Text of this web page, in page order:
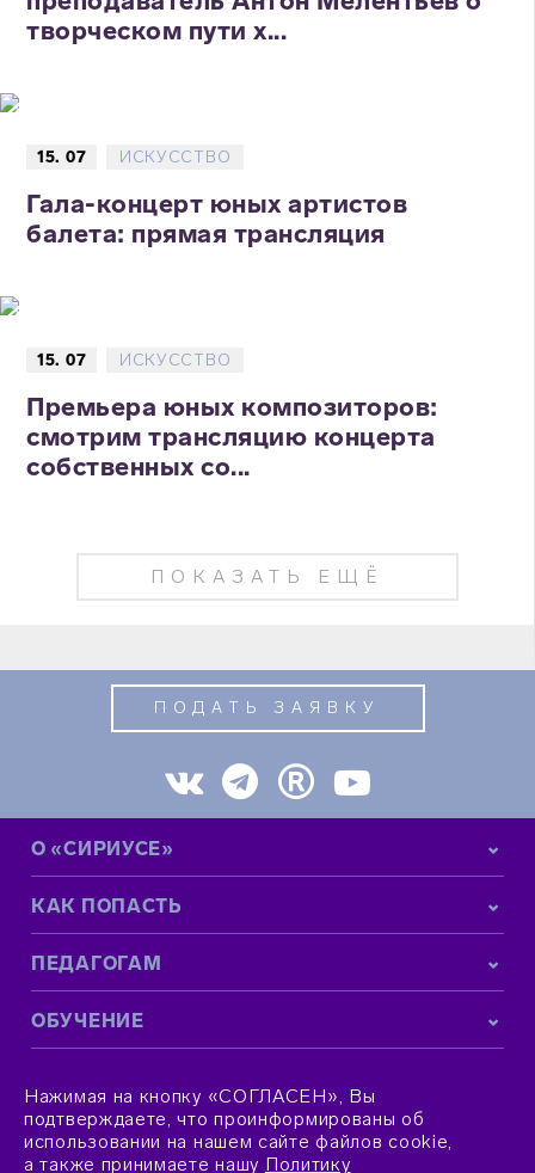
творческом пути х...
15. 07 ИСКУССТВО
Гала-концерт юных артистов
балета: прямая трансляция
15. 07 ИСКУССТВО
Премьера юных композиторов:
смотрим трансляцию концерта
собственных со...
ПОКАЗАТЬ ЕЩЁ
ПОДАТЬ ЗАЯВКУ
О «СИРИУСЕ»
КАК ПОПАСТЬ
ПЕДАГОГАМ
ОБУЧЕНИЕ
Нажимая на кнопку «СОГЛАСЕН», Вы
подтверждаете, что проинформированы об
использовании на нашем сайте файлов cookie,
а также принимаете нашу Политику